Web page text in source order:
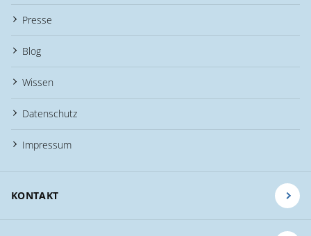
Presse
Blog
Wissen
Datenschutz
Impressum
KONTAKT